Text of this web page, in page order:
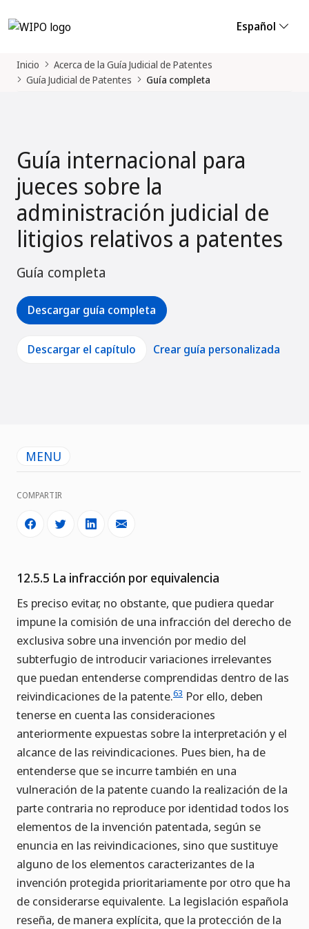
Español
Inicio
Acerca de la Guía Judicial de Patentes
Guía Judicial de Patentes
Guía completa
Guía internacional para
jueces sobre la
administración judicial de
litigios relativos a patentes
Guía completa
Descargar guía completa
Descargar el capítulo Crear guía personalizada
MENU
COMPARTIR
12.5.5 La infracción por equivalencia
Es preciso evitar, no obstante, que pudiera quedar
impune la comisión de una infracción del derecho de
exclusiva sobre una invención por medio del
subterfugio de introducir variaciones irrelevantes
que puedan entenderse comprendidas dentro de las
reivindicaciones de la patente.63 Por ello, deben
tenerse en cuenta las consideraciones
anteriormente expuestas sobre la interpretación y el
alcance de las reivindicaciones. Pues bien, ha de
entenderse que se incurre también en una
vulneración de la patente cuando la realización de la
parte contraria no reproduce por identidad todos los
elementos de la invención patentada, según se
enuncia en las reivindicaciones, sino que sustituye
alguno de los elementos caracterizantes de la
invención protegida prioritariamente por otro que ha
de considerarse equivalente. La legislación española
reseña, de manera explícita, que la protección de la